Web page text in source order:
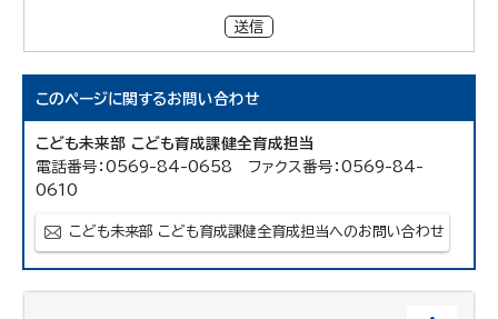
送信
このページに関するお問い合わせ
こども未来部 こども育成課健全育成担当
電話番号：0569-84-0658 ファクス番号：0569-84-
0610
こども未来部 こども育成課健全育成担当へのお問い合わせ